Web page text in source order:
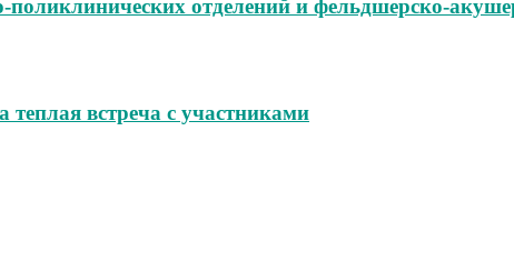
отделений и
встреча с участниками